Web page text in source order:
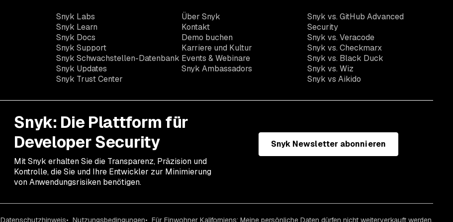
Snyk Labs
Snyk Learn
Snyk Docs
Snyk Support
Snyk Schwachstellen-Datenbank
Snyk Updates
Snyk Trust Center
Über Snyk
Kontakt
Demo buchen
Karriere und Kultur
Events & Webinare
Snyk Ambassadors
Snyk vs. GitHub Advanced
Security
Snyk vs. Veracode
Snyk vs. Checkmarx
Snyk vs. Black Duck
Snyk vs. Wiz
Snyk vs Aikido
Snyk: Die Plattform für
Developer Security
Mit Snyk erhalten Sie die Transparenz, Präzision und
Kontrolle, die Sie und Ihre Entwickler zur Minimierung
von Anwendungsrisiken benötigen.
Snyk Newsletter abonnieren
Datenschutzhinweis Nutzungsbedingungen Für Einwohner Kaliforniens: Meine persönliche Daten dürfen nicht weiterverkauft werden.